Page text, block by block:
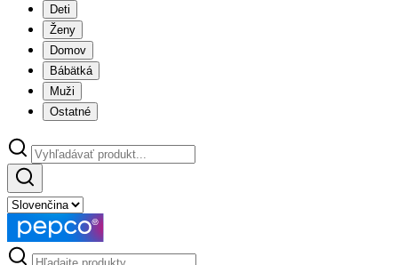
Deti
Ženy
Domov
Bábätká
Muži
Ostatné